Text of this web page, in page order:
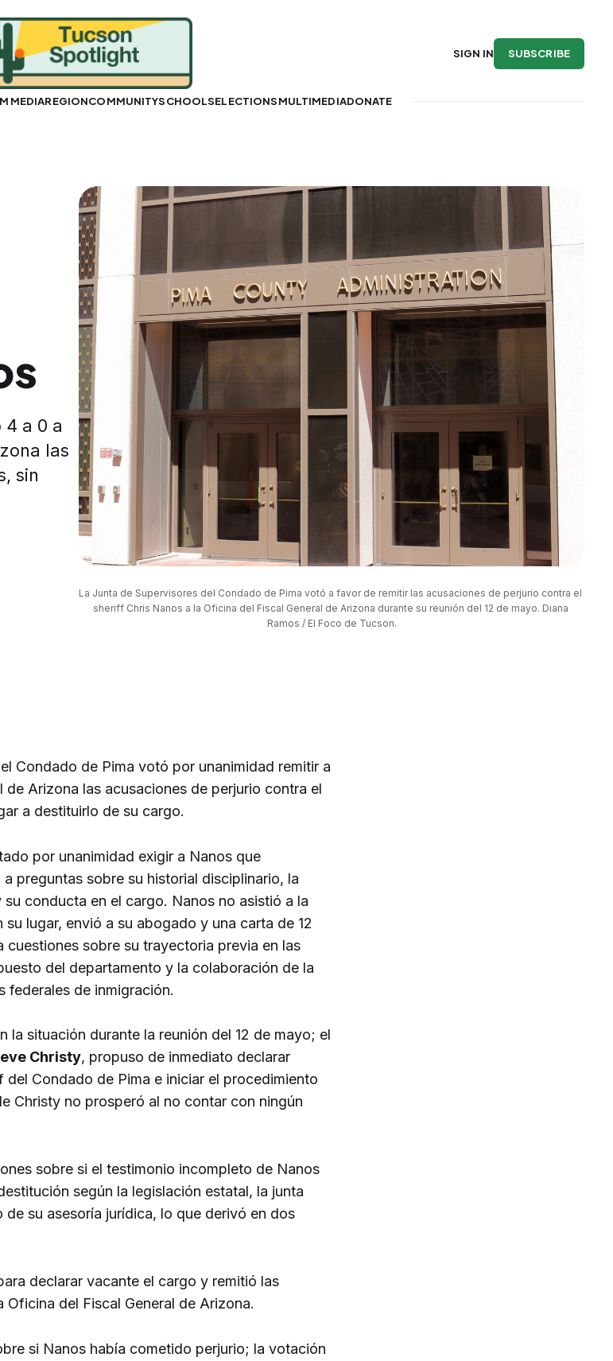
MEDIAREGIONCOMMUNITYSCHOOLSELECTIONSMULTIMEDIADONATE
SIGN IN SUBSCRIBE
4 a 0 a
las
sin
La Junta de Supervisores del Condado de Pima votó a favor de remitir las acusaciones de perjurio contra el
sheriff Chris Nanos a la Oficina del Fiscal General de Arizona durante su reunión del 12 de mayo. Diana
Ramos / El Foco de Tucson.
Condado de Pima votó por unanimidad remitir a
de Arizona las acusaciones de perjurio contra el
a destituirlo de su cargo.
por unanimidad exigir a Nanos que
preguntas sobre su historial disciplinario, la
conducta en el cargo. Nanos no asistió a la
su lugar, envió a su abogado y una carta de 12
cuestiones sobre su trayectoria previa en las
del departamento y la colaboración de la
federales de inmigración.
la situación durante la reunión del 12 de mayo; el
Christy, propuso de inmediato declarar
Condado de Pima e iniciar el procedimiento
Christy no prosperó al no contar con ningún
sobre si el testimonio incompleto de Nanos
según la legislación estatal, la junta
su asesoría jurídica, lo que derivó en dos
declarar vacante el cargo y remitió las
Oficina del Fiscal General de Arizona.
si Nanos había cometido perjurio; la votación